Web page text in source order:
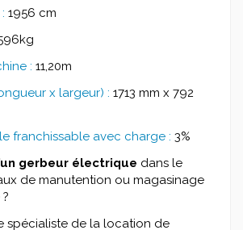
1956 cm
: 11,20m
x largeur) : 1713 mm x 792
franchissable avec charge : 3%
gerbeur électrique dans le
de manutention ou magasinage
spécialiste de la location de